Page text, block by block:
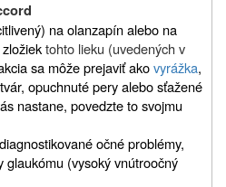
na olanzapín alebo na
tohto lieku (uvedených v
sa môže prejaviť akovyrážka,
opuchnuté pery alebo sťažené
nastane, povedzte to svojmu
očné problémy,
glaukómu (vysoký vnútroočný